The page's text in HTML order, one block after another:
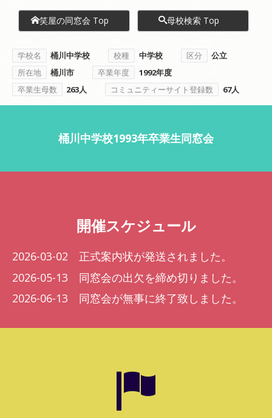
笑屋の同窓会 Top 母校検索 Top
学校名 桶川中学校 校種 中学校 区分
公立
所在地
桶川市 卒業年度
1992年度
卒業生母数
263人 コミュニティーサイト登録数 67人
桶川中学校1993年卒業生同窓会
開催スケジュール
2026-03-02 正式案内状が発送されました。
2026-05-13 同窓会の出欠を締め切りました。
2026-06-13 同窓会が無事に終了致しました。